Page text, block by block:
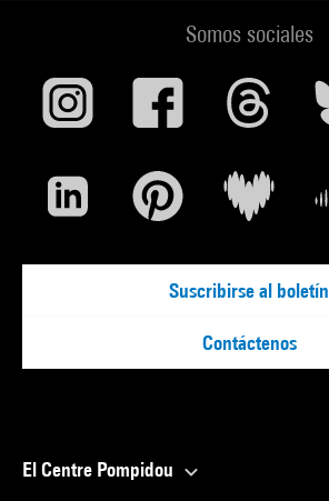
Somos sociales
Suscribirse al boletín
Contáctenos
El Centre Pompidou